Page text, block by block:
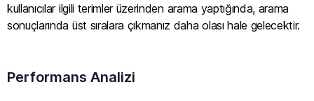
kullanıcılar ilgili terimler üzerinden arama yaptığında, arama
sonuçlarında üst sıralara çıkmanız daha olası hale gelecektir.
Performans Analizi